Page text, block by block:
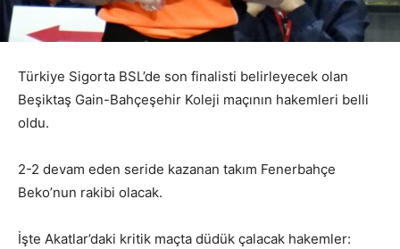
Türkiye Sigorta BSL’de son finalisti belirleyecek olan
Beşiktaş Gain-Bahçeşehir Koleji maçının hakemleri belli
oldu.
2-2 devam eden seride kazanan takım Fenerbahçe
Beko’nun rakibi olacak.
İşte Akatlar’daki kritik maçta düdük çalacak hakemler: